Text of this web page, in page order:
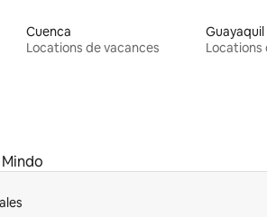
Cuenca
Locations de vacances
Guayaquil
Locations
Mindo